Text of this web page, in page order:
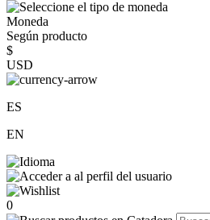
Moneda
Según producto
$
USD
ES
EN
0